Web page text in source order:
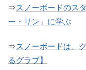
⇒スノーボードのス
ー・リン」に学ぶ
⇒スノーボードは、
るグラブ】